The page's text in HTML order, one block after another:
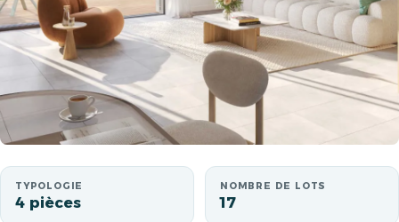
TYPOLOGIE
4 pièces
NOMBRE DE LOTS
17